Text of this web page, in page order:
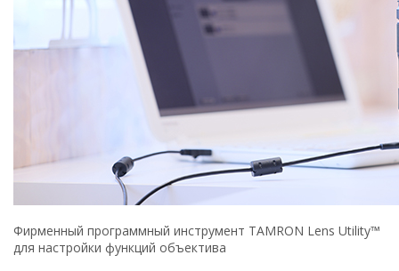
Фирменный программный инструмент TAMRON Lens Utility™
для настройки функций объектива